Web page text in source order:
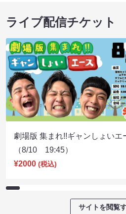
ライブ配信チケット
劇場版 集まれ!!ギャンしょいエ
（8/10 19:45）
¥2000 (税込)
サイトを閲覧